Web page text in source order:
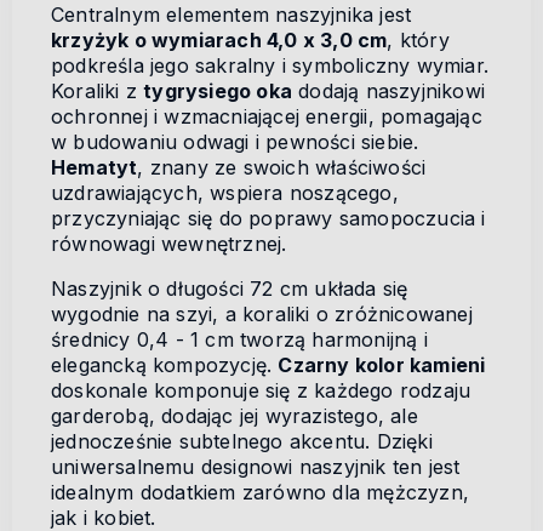
Centralnym elementem naszyjnika jest
krzyżyk o wymiarach 4,0 x 3,0 cm, który
podkreśla jego sakralny i symboliczny wymiar.
Koraliki ztygrysiego oka dodają naszyjnikowi
ochronnej i wzmacniającej energii, pomagając
w budowaniu odwagi i pewności siebie.
Hematyt, znany ze swoich właściwości
uzdrawiających, wspiera noszącego,
przyczyniając się do poprawy samopoczucia i
równowagi wewnętrznej.
Naszyjnik o długości 72 cm układa się
wygodnie na szyi, a koraliki o zróżnicowanej
średnicy 0,4 - 1 cm tworzą harmonijną i
elegancką kompozycję. Czarny kolor kamieni
doskonale komponuje się z każdego rodzaju
garderobą, dodając jej wyrazistego, ale
jednocześnie subtelnego akcentu. Dzięki
uniwersalnemu designowi naszyjnik ten jest
idealnym dodatkiem zarówno dla mężczyzn,
jak i kobiet.